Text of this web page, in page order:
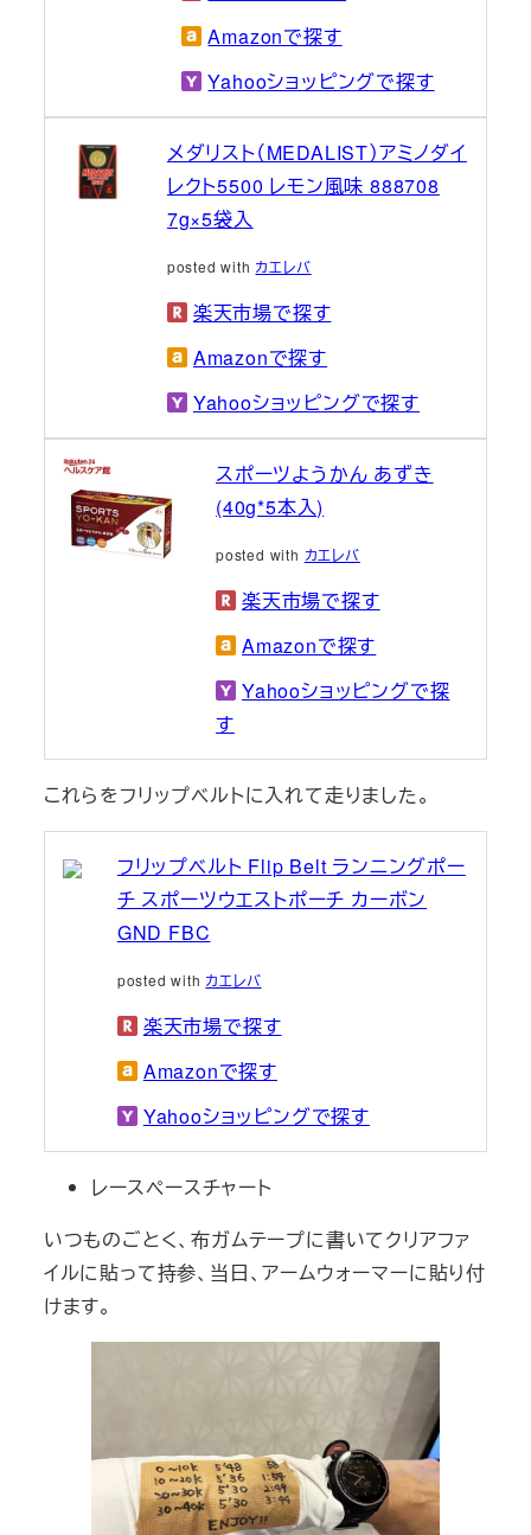
Amazonで探す
Yahooショッピングで探す
メダリスト（MEDALIST）アミノダイ
レクト5500 レモン風味 888708
7g×5袋入
posted with カエレバ
楽天市場で探す
Amazonで探す
Yahooショッピングで探す
スポーツようかん あずき
(40g*5本入)
posted with カエレバ
楽天市場で探す
Amazonで探す
Yahooショッピングで探
す
これらをフリップベルトに入れて走りました。
フリップベルト Flip Belt ランニングポー
チ スポーツウエストポーチ カーボン
GND FBC
posted with カエレバ
楽天市場で探す
Amazonで探す
Yahooショッピングで探す
レースペースチャート
いつものごとく、布ガムテープに書いてクリアファ
イルに貼って持参、当日、アームウォーマーに貼り付
けます。